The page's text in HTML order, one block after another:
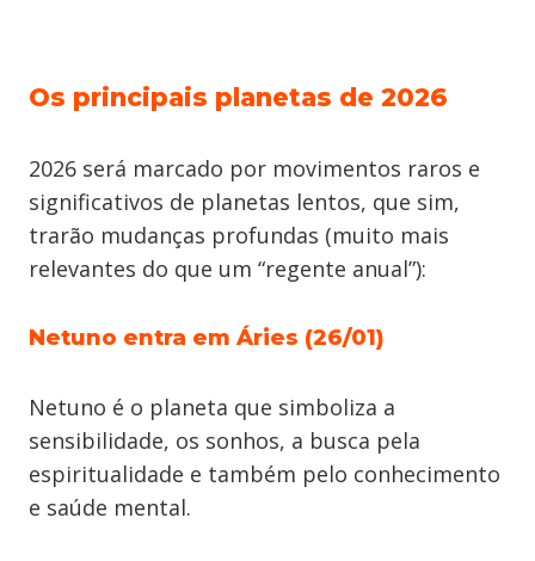
Os principais planetas de 2026
2026 será marcado por movimentos raros e
significativos de planetas lentos, que sim,
trarão mudanças profundas (muito mais
relevantes do que um “regente anual”):
Netuno entra em Áries (26/01)
Netuno é o planeta que simboliza a
sensibilidade, os sonhos, a busca pela
espiritualidade e também pelo conhecimento
e saúde mental.